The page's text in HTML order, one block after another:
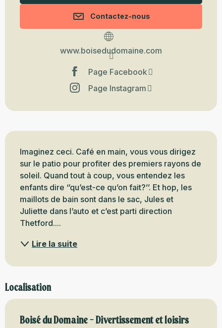
Contactez-nous
www.boisedudomaine.com
Page Facebook
Page Instagram
Description
Imaginez ceci. Café en main, vous vous dirigez
sur le patio pour profiter des premiers rayons de
soleil. Quand tout à coup, vous entendez les
enfants dire ‘’qu’est-ce qu’on fait?’’. Et hop, les
maillots de bain sont dans le sac, Jules et
Juliette dans l’auto et c’est parti direction
Thetford....
Lire la suite
Localisation
Boisé du Domaine - Divertissement et loisirs